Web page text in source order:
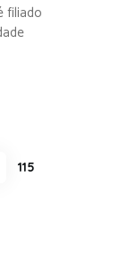
filiado
PAGE
115